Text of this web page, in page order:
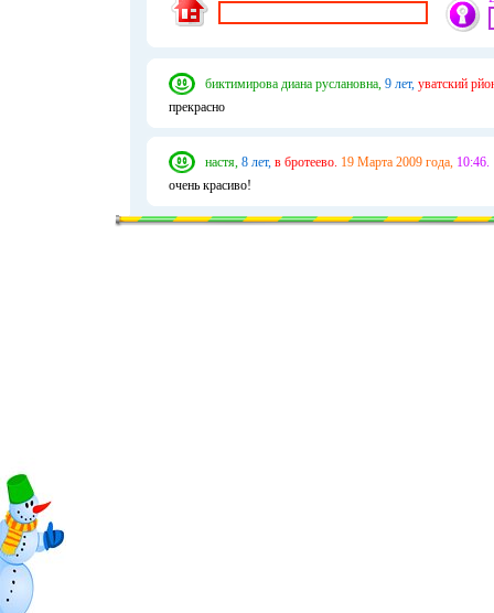
биктимирова диана руслановна, 9 лет, уватский
прекрасно
настя, 8 лет, в бротеево. 19 Марта 2009 года, 10:46.
очень красиво!